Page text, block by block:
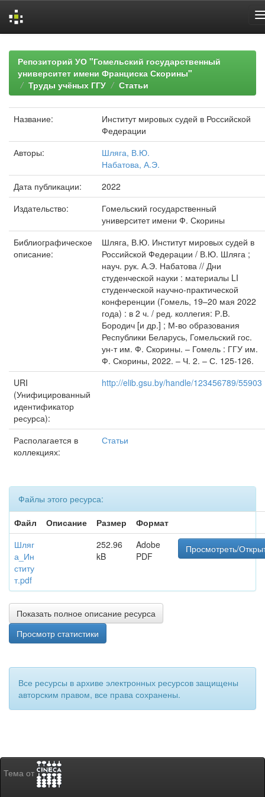
navigationРепозиторий УО "Гомельский государственный
университет имени Франциска Скорины"
Труды учёных ГГУ
Статьи
Название:
Институт мировых судей в Российской
Федерации
Авторы:
Шляга, В.Ю.
Набатова, А.Э.
Дата публикации:
2022
Издательство:
Гомельский государственный
университет имени Ф. Скорины
Библиографическое
описание:
Шляга, В.Ю. Институт мировых судей в
Российской Федерации / В.Ю. Шляга ;
науч. рук. А.Э. Набатова // Дни
студенческой науки : материалы LI
студенческой научно-практической
конференции (Гомель, 19–20 мая 2022
года) : в 2 ч. / ред. коллегия: Р.В.
Бородич [и др.] ; М-во образования
Республики Беларусь, Гомельский гос.
ун-т им. Ф. Скорины. – Гомель : ГГУ им.
Ф. Скорины, 2022. – Ч. 2. – С. 125-126.
URI
(Унифицированный
идентификатор
ресурса):
http://elib.gsu.by/handle/123456789/55903
Располагается в
коллекциях:
Статьи
Файлы этого ресурса:
Файл
Описание Размер
Формат
Шляг
а_Ин
ститу
т.pdf
252.96
kB
Adobe
PDF
Просмотреть/
Показать полное описание ресурса
Просмотр статистики
Все ресурсы в архиве электронных ресурсов защищены
авторским правом, все права сохранены.
Тема от